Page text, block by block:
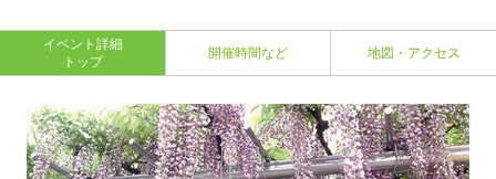
イベント詳細
トップ
開催時間など 地図・アクセス